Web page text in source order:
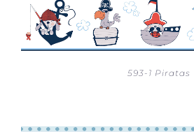
593-1 Piratas